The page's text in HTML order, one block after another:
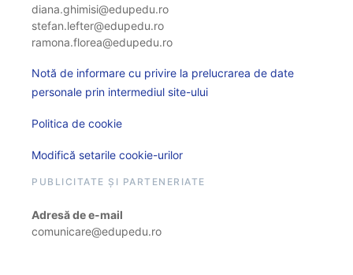
diana.ghimisi@edupedu.ro
stefan.lefter@edupedu.ro
ramona.florea@edupedu.ro
Notă de informare cu privire la prelucrarea de date
personale prin intermediul site-ului
Politica de cookie
Modifică setarile cookie-urilor
PUBLICITATE ȘI PARTENERIATE
Adresă de e-mail
comunicare@edupedu.ro